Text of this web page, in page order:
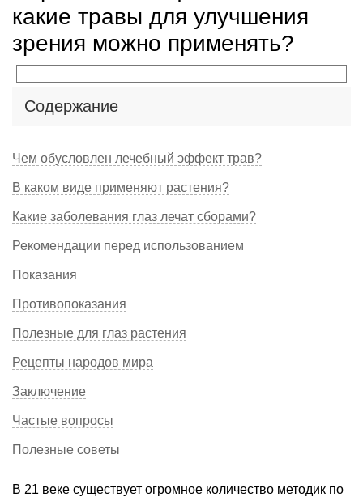
какие травы для улучшения
зрения можно применять?
Содержание
Чем обусловлен лечебный эффект трав?
В каком виде применяют растения?
Какие заболевания глаз лечат сборами?
Рекомендации перед использованием
Показания
Противопоказания
Полезные для глаз растения
Рецепты народов мира
Заключение
Частые вопросы
Полезные советы
В 21 веке существует огромное количество методик по